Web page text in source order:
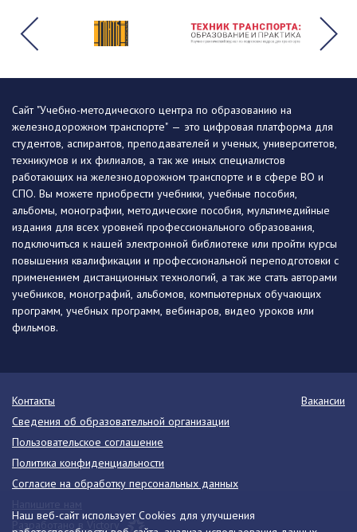
Наш веб-сайт использует Cookies для улучшения
Сайт "Учебно-методического центра по образованию на
железнодорожном транспорте" — это цифровая платформа для
студентов, аспирантов, преподавателей и ученых, университетов,
техникумов и их филиалов, а так же иных специалистов
работающих на железнодорожном транспорте и в сфере ВО и
СПО. Вы можете приобрести учебники, учебные пособия,
альбомы, монографии, методические пособия, мультимедийные
издания для всех уровней профессионального образования,
подключиться к нашей электронной библиотеке или пройти курсы
повышения квалификации и профессиональной переподготовки с
применением дистанционных технологий, а так же стать авторами
учебников, монографий, альбомов, компьютерных обучающих
программ, учебных программ, вебинаров, видео уроков или
фильмов.
Контакты
Вакансии
Сведения об образовательной организации
Пользовательское соглашение
Политика конфиденциальности
Согласие на обработку персональных данных
Разработано в Victory